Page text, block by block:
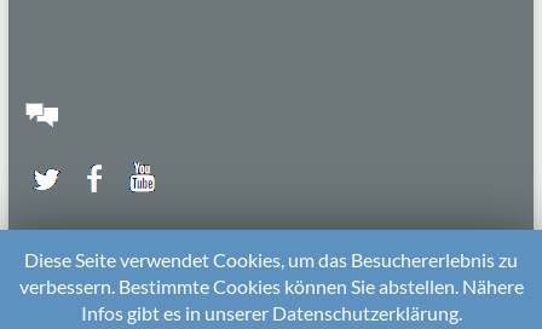
2026 beiDie KitarechtlerUnterstützt von:WordPress. Theme: Spacious von
Diese Seite verwendet Cookies, um das Besuchererlebnis zu
verbessern. Bestimmte Cookies können Sie abstellen. Nähere
Infos gibt es in unserer Datenschutzerklärung.